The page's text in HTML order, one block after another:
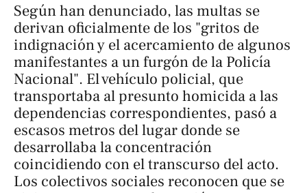
Según han denunciado, las multas se
derivan oficialmente de los "gritos de
indignación y el acercamiento de algunos
manifestantes a un furgón de la Policía
Nacional". El vehículo policial, que
transportaba al presunto homicida a las
dependencias correspondientes, pasó a
escasos metros del lugar donde se
desarrollaba la concentración
coincidiendo con el transcurso del acto.
Los colectivos sociales reconocen que se